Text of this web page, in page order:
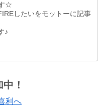
☆
したいをモットーに記事
♪
！